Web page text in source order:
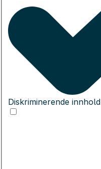
Diskriminerende innhold